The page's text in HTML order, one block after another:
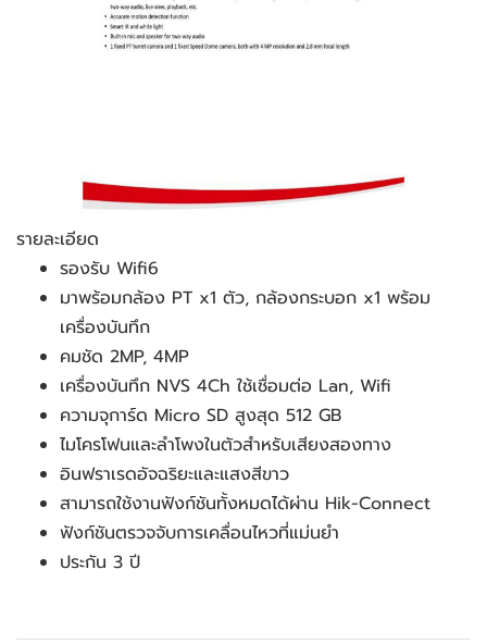
รายละเอียด
รองรับ Wifi6
มาพร้อมกล้อง PT x1 ตัว, กล้องกระบอก x1 พร้อม
เครื่องบันทึก
คมชัด 2MP, 4MP
เครื่องบันทึก NVS 4Ch ใช้เชื่อมต่อ Lan, Wifi
ความจุการ์ด Micro SD สูงสุด 512 GB
ไมโครโฟนและลำโพงในตัวสำหรับเสียงสองทาง
อินฟราเรดอัจฉริยะและแสงสีขาว
สามารถใช้งานฟังก์ชันทั้งหมดได้ผ่าน Hik-Connect
ฟังก์ชันตรวจจับการเคลื่อนไหวที่แม่นยำ
ประกัน 3 ปี